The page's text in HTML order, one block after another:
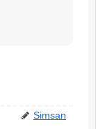
Simsan